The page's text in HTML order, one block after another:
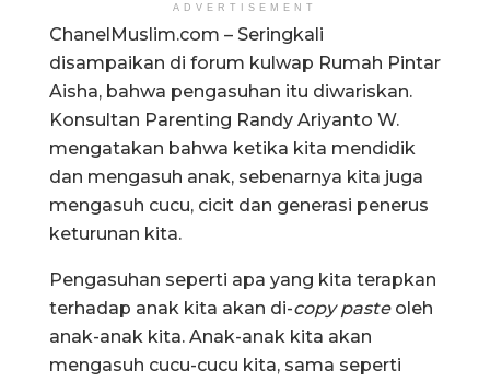
ADVERTISEMENT
ChanelMuslim.com – Seringkali
disampaikan di forum kulwap Rumah Pintar
Aisha, bahwa pengasuhan itu diwariskan.
Konsultan Parenting Randy Ariyanto W.
mengatakan bahwa ketika kita mendidik
dan mengasuh anak, sebenarnya kita juga
mengasuh cucu, cicit dan generasi penerus
keturunan kita.
Pengasuhan seperti apa yang kita terapkan
terhadap anak kita akan di-copy pasteoleh
anak-anak kita. Anak-anak kita akan
mengasuh cucu-cucu kita, sama seperti